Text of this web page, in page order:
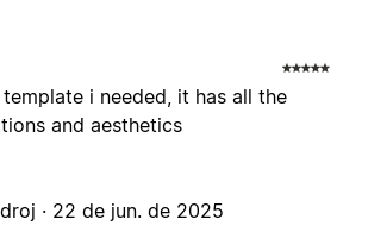
i needed, it has all the
and aesthetics
· 22 de jun. de 2025